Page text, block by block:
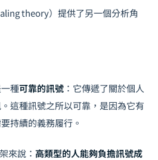
theory）提供了另一個分析角
種可靠的訊號 ：它傳遞了關於個人
這種訊號之所以可靠，是因為它有
持續的義務履行。
來說： 高類型的人能夠負擔訊號成